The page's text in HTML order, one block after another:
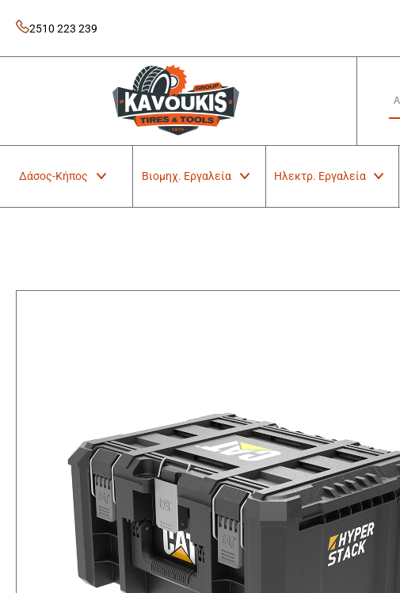
content
2510 223 239
Kavoukis Tools
Tires & Tools
Δάσος-Κήπος Βιομηχ. Εργαλεία Ηλεκτρ. Εργαλεία